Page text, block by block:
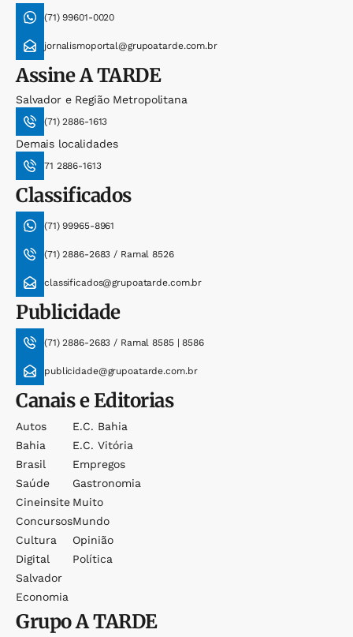
(71) 99601-0020
jornalismoportal@grupoatarde.com.br
AssineA TARDE
Salvador e Região Metropolitana
(71) 2886-1613
Demais localidades
71 2886-1613
Classificados
(71) 99965-8961
(71) 2886-2683 / Ramal 8526
classificados@grupoatarde.com.br
Publicidade
(71) 2886-2683 / Ramal 8585 | 8586
publicidade@grupoatarde.com.br
Canais e Editorias
Autos
Bahia
Brasil
Saúde
Cineinsite
Concursos
Cultura
Digital
Salvador
Economia
E.c. Bahia
E.c. Vitória
Empregos
Gastronomia
Muito
Mundo
Opinião
Política
GrupoA TARDE